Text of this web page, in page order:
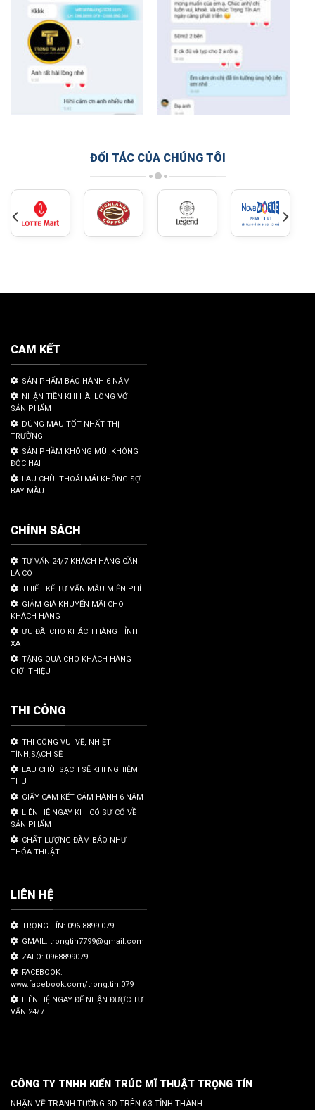
ĐỐI TÁC CỦA CHÚNG TÔI
CAM KẾT
SẢN PHẨM BẢO HÀNH 6 NĂM
NHẬN TIỀN KHI HÀI LÒNG VỚI
SẢN PHẨM
DÙNG MÀU TỐT NHẤT THỊ
TRƯỜNG
SẢN PHẦM KHÔNG MÙI,KHÔNG
ĐỘC HẠI
LAU CHÙI THOẢI MÁI KHÔNG SỢ
BAY MÀU
CHÍNH SÁCH
TƯ VẤN 24/7 KHÁCH HÀNG CẦN
LÀ CÓ
THIẾT KẾ TƯ VẤN MẪU MIỄN PHÍ
GIẢM GIÁ KHUYẾN MÃI CHO
KHÁCH HÀNG
ƯU ĐÃI CHO KHÁCH HÀNG TỈNH
XA
TẶNG QUÀ CHO KHÁCH HÀNG
GIỚI THIỆU
THI CÔNG
THI CÔNG VUI VẼ, NHIỆT
TÌNH,SẠCH SẼ
LAU CHÙI SẠCH SẼ KHI NGHIỆM
THU
GIẤY CAM KẾT CẢM HÀNH 6 NĂM
LIÊN HỆ NGAY KHI CÓ SỰ CỐ VỀ
SẢN PHẨM
CHẤT LƯỢNG ĐÀM BẢO NHƯ
THỎA THUẬT
LIÊN HỆ
TRỌNG TÍN: 096.8899.079
GMAIL: trongtin7799@gmail.com
ZALO: 0968899079
FACEBOOK:
www.facebook.com/trong.tin.079
LIÊN HỆ NGAY ĐỂ NHẬN ĐƯỢC TƯ
VẤN 24/7.
CÔNG TY TNHH KIẾN TRÚC MĨ THUẬT TRỌNG TÍN
NHẬN VẼ TRANH TƯỜNG 3D TRÊN 63 TỈNH THÀNH